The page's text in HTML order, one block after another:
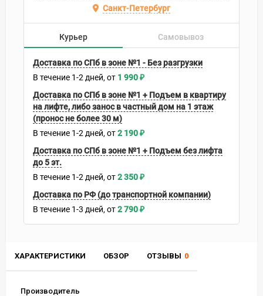
ХАРАКТЕРИСТИКИ ОБЗОР ОТЗЫВЫ 0
Производитель
Санкт-Петербург
Курьер Самовывоз
Доставка по СПб в зоне №1 - Без разгрузки
В течение 1-2 дней 1 990₽
Доставка по СПб в зоне №1 + Подъем в квартиру
на лифте, либо занос в частный дом на 1 этаж
(пронос не более 30 м)
В течение 1-2 дней 2 190₽
Доставка по СПб в зоне №1 + Подъем без лифта
до 5 эт.
В течение 1-2 дней 2 350₽
Доставка по РФ (до транспортной компании)
В течение 1-3 дней 2 790₽